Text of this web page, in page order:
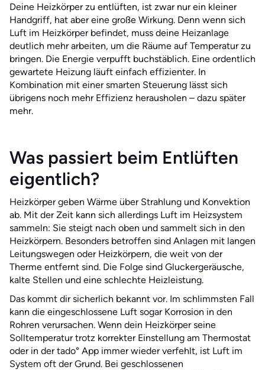
Deine Heizkörper zu entlüften, ist zwar nur ein kleiner
Handgriff, hat aber eine große Wirkung. Denn wenn sich
Luft im Heizkörper befindet, muss deine Heizanlage
deutlich mehr arbeiten, um die Räume auf Temperatur zu
bringen. Die Energie verpufft buchstäblich. Eine ordentlich
gewartete Heizung läuft einfach effizienter. In
Kombination mit einer smarten Steuerung lässt sich
übrigens noch mehr Effizienz herausholen – dazu später
mehr.
Was passiert beim Entlüften
eigentlich?
Heizkörper geben Wärme über Strahlung und Konvektion
ab. Mit der Zeit kann sich allerdings Luft im Heizsystem
sammeln: Sie steigt nach oben und sammelt sich in den
Heizkörpern. Besonders betroffen sind Anlagen mit langen
Leitungswegen oder Heizkörpern, die weit von der
Therme entfernt sind. Die Folge sind Gluckergeräusche,
kalte Stellen und eine schlechte Heizleistung.
Das kommt dir sicherlich bekannt vor. Im schlimmsten Fall
kann die eingeschlossene Luft sogar Korrosion in den
Rohren verursachen. Wenn dein Heizkörper seine
Solltemperatur trotz korrekter Einstellung am Thermostat
oder in der tado° App immer wieder verfehlt, ist Luft im
System oft der Grund. Bei geschlossenen